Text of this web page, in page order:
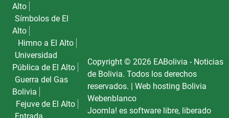
Alto
Símbolos de El
Alto
Himno a El Alto
Universidad
Pública de El Alto
Guerra del Gas
Bolivia
Fejuve de El Alto
Copyright © 2026 EABolivia - Noticias
de Bolivia. Todos los derechos
reservados. |Web hosting Bolivia
Webenblanco
Joomla! es software libre, liberado